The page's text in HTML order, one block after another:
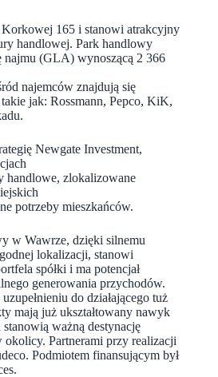
165 i stanowi atrakcyjny
handlowej. Park handlowy
najmu (GLA) wynoszącą 2 366
najemców znajdują się
jak: Rossmann, Pepco, KiK,
Newgate Investment,
handlowe, zlokalizowane
potrzeby mieszkańców.
w Wawrze, dzięki silnemu
lokalizacji, stanowi
spółki i ma potencjał
generowania przychodów.
do działającego tuż
mają już ukształtowany nawyk
ważną destynację
okolicy. Partnerami przy realizacji
Podmiotem finansującym był